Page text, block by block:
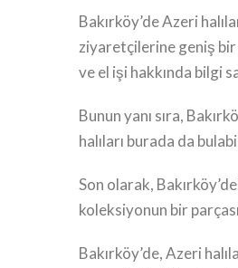
Bakırköy’de Azeri
ziyaretçilerine geniş bir
ve el işi hakkında bilgi
Bunun yanı sıra,
halıları burada da
Son olarak,
koleksiyonun bir
Bakırköy’de, Azeri